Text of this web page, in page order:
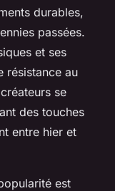
durables,
passées.
et ses
résistance au
se
des touches
entre hier et
est